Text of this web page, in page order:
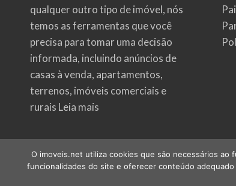
qualquer outro tipo de imóvel, nós
temos as ferramentas que você
precisa para tomar uma decisão
informada, incluindo anúncios de
casas à venda, apartamentos,
terrenos, imóveis comerciais e
rurais Leia mais
O imoveis.net utiliza cookies que são necessários ao
funcionalidades do site e oferecer conteúdo